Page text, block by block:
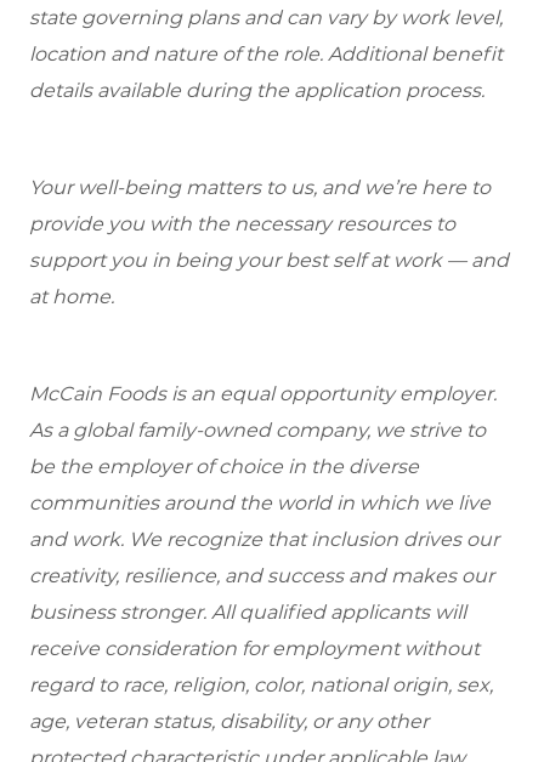
state governing plans and can vary by work level,
location and nature of the role. Additional benefit
details available during the application process.
Your well-being matters to us, and we’re here to
provide you with the necessary resources to
support you in being your best self at work — and
at home.
McCain Foods is an equal opportunity employer.
As a global family-owned company, we strive to
be the employer of choice in the diverse
communities around the world in which we live
and work. We recognize that inclusion drives our
creativity, resilience, and success and makes our
business stronger. All qualified applicants will
receive consideration for employment without
regard to race, religion, color, national origin, sex,
age, veteran status, disability, or any other